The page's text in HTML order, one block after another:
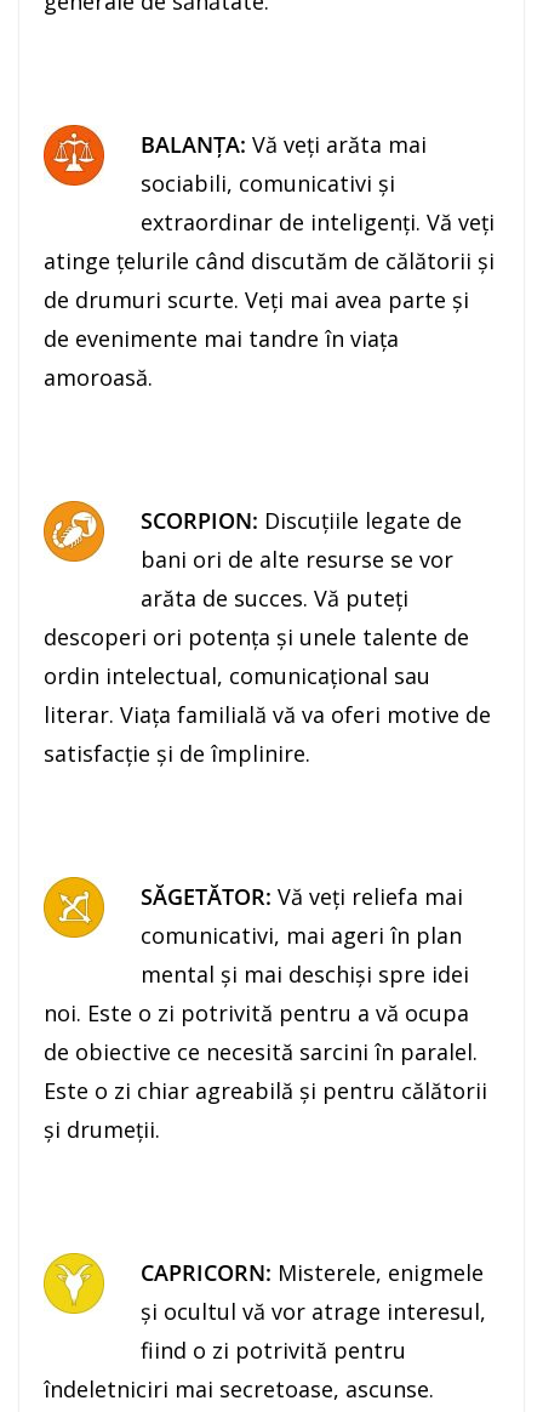
BALANŢA: Vă veţi arăta mai
sociabili, comunicativi şi
extraordinar de inteligenţi. Vă veţi
atinge țelurile când discutăm de călătorii şi
de drumuri scurte. Veţi mai avea parte şi
de evenimente mai tandre în viaţa
amoroasă.
SCORPION: Discuţiile legate de
bani ori de alte resurse se vor
arăta de succes. Vă puteţi
descoperi ori potenţa și unele talente de
ordin intelectual, comunicaţional sau
literar. Viaţa familială vă va oferi motive de
satisfacţie şi de împlinire.
SĂGETĂTOR: Vă veţi reliefa mai
comunicativi, mai ageri în plan
mental şi mai deschişi spre idei
noi. Este o zi potrivită pentru a vă ocupa
de obiective ce necesită sarcini în paralel.
Este o zi chiar agreabilă şi pentru călătorii
și drumeții.
CAPRICORN: Misterele, enigmele
şi ocultul vă vor atrage interesul,
fiind o zi potrivită pentru
îndeletniciri mai secretoase, ascunse.